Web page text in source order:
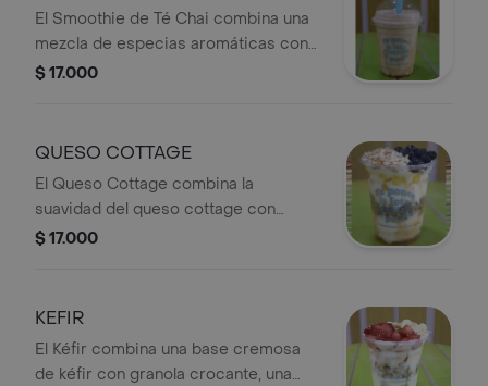
El Smoothie de Té Chai combina una
mezcla de especias aromáticas con
una base de fruta a tu eleccion. Su
de un momento diferente.
$ 17.000
QUESO COTTAGE
El Queso Cottage combina la
suavidad del queso cottage con
granola crujiente, una salsa a
eleccion. Una opción deliciosa y
en cualquier momento del día.
$ 17.000
KEFIR
El Kéfir combina una base cremosa
de kéfir con granola crocante, una